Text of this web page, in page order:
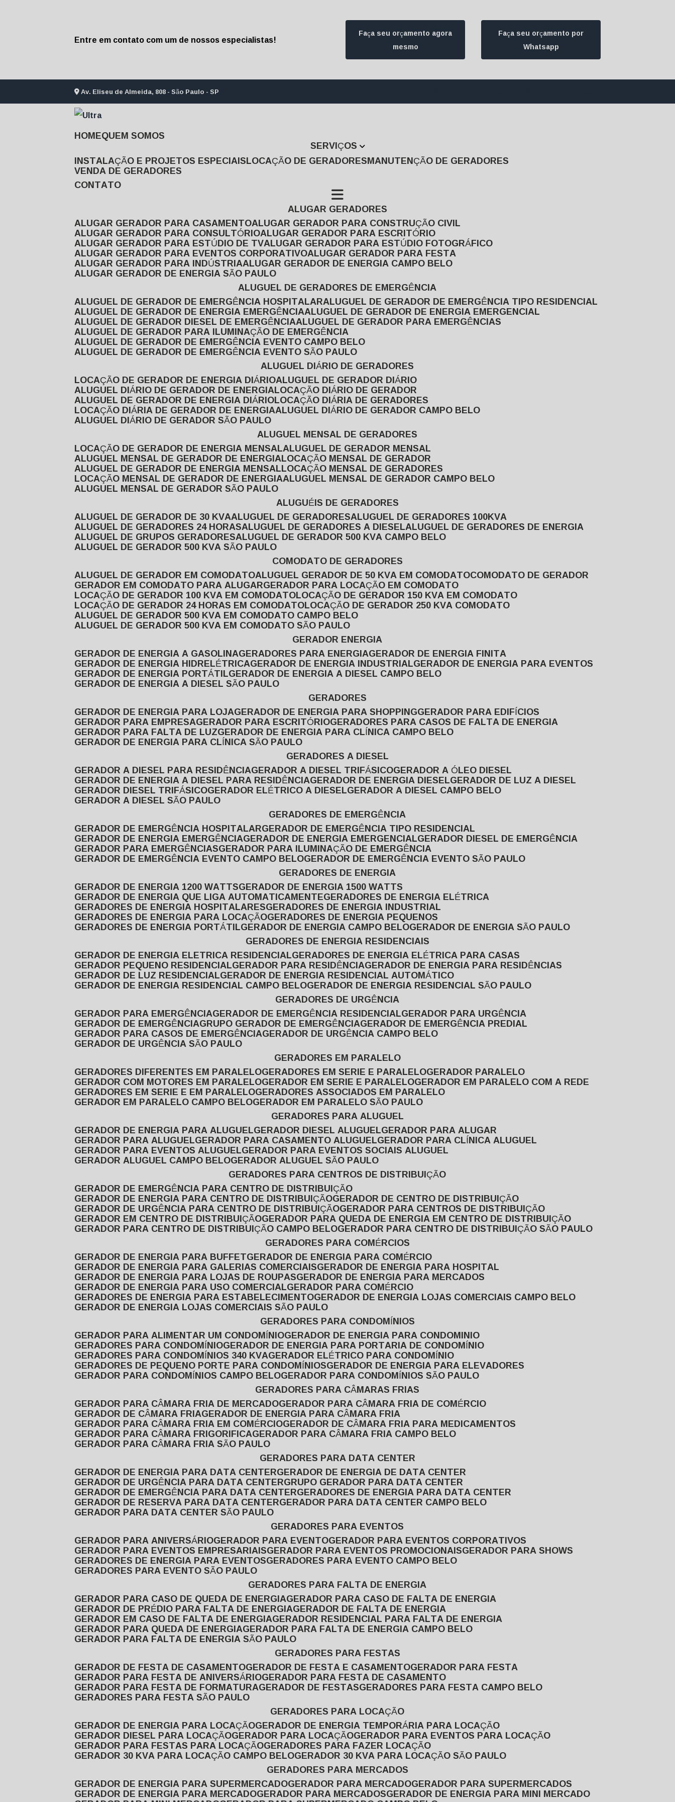
Entre em contato com um de nossos especialistas!
Faça seu orçamento agora
mesmo
Faça seu orçamento por
Whatsapp
Av. Eliseu de Almeida, 808 - São Paulo - SP
HOME QUEM SOMOS
SERVIÇOS
INSTALAÇÃO E PROJETOS ESPECIAIS LOCAÇÃO DE GERADORES MANUTENÇÃO DE GERADORES
VENDA DE GERADORES
CONTATO
ALUGAR GERADORES
ALUGAR GERADOR PARA CASAMENTO ALUGAR GERADOR PARA CONSTRUÇÃO CIVIL
ALUGAR GERADOR PARA CONSULTÓRIO ALUGAR GERADOR PARA ESCRITÓRIO
ALUGAR GERADOR PARA ESTÚDIO DE TV ALUGAR GERADOR PARA ESTÚDIO FOTOGRÁFICO
ALUGAR GERADOR PARA EVENTOS CORPORATIVO ALUGAR GERADOR PARA FESTA
ALUGAR GERADOR PARA INDÚSTRIA ALUGAR GERADOR DE ENERGIA CAMPO BELO
ALUGAR GERADOR DE ENERGIA SÃO PAULO
ALUGUEL DE GERADORES DE EMERGÊNCIA
ALUGUEL DE GERADOR DE EMERGÊNCIA HOSPITALAR ALUGUEL DE GERADOR DE EMERGÊNCIA TIPO RESIDENCIAL
ALUGUEL DE GERADOR DE ENERGIA EMERGÊNCIA ALUGUEL DE GERADOR DE ENERGIA EMERGENCIAL
ALUGUEL DE GERADOR DIESEL DE EMERGÊNCIA ALUGUEL DE GERADOR PARA EMERGÊNCIAS
ALUGUEL DE GERADOR PARA ILUMINAÇÃO DE EMERGÊNCIA
ALUGUEL DE GERADOR DE EMERGÊNCIA EVENTO CAMPO BELO
ALUGUEL DE GERADOR DE EMERGÊNCIA EVENTO SÃO PAULO
ALUGUEL DIÁRIO DE GERADORES
LOCAÇÃO DE GERADOR DE ENERGIA DIÁRIO ALUGUEL DE GERADOR DIÁRIO
ALUGUEL DIÁRIO DE GERADOR DE ENERGIA LOCAÇÃO DIÁRIO DE GERADOR
ALUGUEL DE GERADOR DE ENERGIA DIÁRIO LOCAÇÃO DIÁRIA DE GERADORES
LOCAÇÃO DIÁRIA DE GERADOR DE ENERGIA ALUGUEL DIÁRIO DE GERADOR CAMPO BELO
ALUGUEL DIÁRIO DE GERADOR SÃO PAULO
ALUGUEL MENSAL DE GERADORES
LOCAÇÃO DE GERADOR DE ENERGIA MENSAL ALUGUEL DE GERADOR MENSAL
ALUGUEL MENSAL DE GERADOR DE ENERGIA LOCAÇÃO MENSAL DE GERADOR
ALUGUEL DE GERADOR DE ENERGIA MENSAL LOCAÇÃO MENSAL DE GERADORES
LOCAÇÃO MENSAL DE GERADOR DE ENERGIA ALUGUEL MENSAL DE GERADOR CAMPO BELO
ALUGUEL MENSAL DE GERADOR SÃO PAULO
ALUGUÉIS DE GERADORES
ALUGUEL DE GERADOR DE 30 KVA ALUGUEL DE GERADORES ALUGUEL DE GERADORES 100KVA
ALUGUEL DE GERADORES 24 HORAS ALUGUEL DE GERADORES A DIESEL ALUGUEL DE GERADORES DE ENERGIA
ALUGUEL DE GRUPOS GERADORES ALUGUEL DE GERADOR 500 KVA CAMPO BELO
ALUGUEL DE GERADOR 500 KVA SÃO PAULO
COMODATO DE GERADORES
ALUGUEL DE GERADOR EM COMODATO ALUGUEL GERADOR DE 50 KVA EM COMODATO COMODATO DE GERADOR
GERADOR EM COMODATO PARA ALUGAR GERADOR PARA LOCAÇÃO EM COMODATO
LOCAÇÃO DE GERADOR 100 KVA EM COMODATO LOCAÇÃO DE GERADOR 150 KVA EM COMODATO
LOCAÇÃO DE GERADOR 24 HORAS EM COMODATO LOCAÇÃO DE GERADOR 250 KVA COMODATO
ALUGUEL DE GERADOR 500 KVA EM COMODATO CAMPO BELO
ALUGUEL DE GERADOR 500 KVA EM COMODATO SÃO PAULO
GERADOR ENERGIA
GERADOR DE ENERGIA A GASOLINA GERADORES PARA ENERGIA GERADOR DE ENERGIA FINITA
GERADOR DE ENERGIA HIDRELÉTRICA GERADOR DE ENERGIA INDUSTRIAL GERADOR DE ENERGIA PARA EVENTOS
GERADOR DE ENERGIA PORTÁTIL GERADOR DE ENERGIA A DIESEL CAMPO BELO
GERADOR DE ENERGIA A DIESEL SÃO PAULO
GERADORES
GERADOR DE ENERGIA PARA LOJA GERADOR DE ENERGIA PARA SHOPPING GERADOR PARA EDIFÍCIOS
GERADOR PARA EMPRESA GERADOR PARA ESCRITÓRIO GERADORES PARA CASOS DE FALTA DE ENERGIA
GERADOR PARA FALTA DE LUZ GERADOR DE ENERGIA PARA CLÍNICA CAMPO BELO
GERADOR DE ENERGIA PARA CLÍNICA SÃO PAULO
GERADORES A DIESEL
GERADOR A DIESEL PARA RESIDÊNCIA GERADOR A DIESEL TRIFÁSICO GERADOR A ÓLEO DIESEL
GERADOR DE ENERGIA A DIESEL PARA RESIDÊNCIA GERADOR DE ENERGIA DIESEL GERADOR DE LUZ A DIESEL
GERADOR DIESEL TRIFÁSICO GERADOR ELÉTRICO A DIESEL GERADOR A DIESEL CAMPO BELO
GERADOR A DIESEL SÃO PAULO
GERADORES DE EMERGÊNCIA
GERADOR DE EMERGÊNCIA HOSPITALAR GERADOR DE EMERGÊNCIA TIPO RESIDENCIAL
GERADOR DE ENERGIA EMERGÊNCIA GERADOR DE ENERGIA EMERGENCIAL GERADOR DIESEL DE EMERGÊNCIA
GERADOR PARA EMERGÊNCIAS GERADOR PARA ILUMINAÇÃO DE EMERGÊNCIA
GERADOR DE EMERGÊNCIA EVENTO CAMPO BELO GERADOR DE EMERGÊNCIA EVENTO SÃO PAULO
GERADORES DE ENERGIA
GERADOR DE ENERGIA 1200 WATTS GERADOR DE ENERGIA 1500 WATTS
GERADOR DE ENERGIA QUE LIGA AUTOMATICAMENTE GERADORES DE ENERGIA ELÉTRICA
GERADORES DE ENERGIA HOSPITALARES GERADORES DE ENERGIA INDUSTRIAL
GERADORES DE ENERGIA PARA LOCAÇÃO GERADORES DE ENERGIA PEQUENOS
GERADORES DE ENERGIA PORTÁTIL GERADOR DE ENERGIA CAMPO BELO GERADOR DE ENERGIA SÃO PAULO
GERADORES DE ENERGIA RESIDENCIAIS
GERADOR DE ENERGIA ELETRICA RESIDENCIAL GERADORES DE ENERGIA ELÉTRICA PARA CASAS
GERADOR PEQUENO RESIDENCIAL GERADOR PARA RESIDÊNCIA GERADOR DE ENERGIA PARA RESIDÊNCIAS
GERADOR DE LUZ RESIDENCIAL GERADOR DE ENERGIA RESIDENCIAL AUTOMÁTICO
GERADOR DE ENERGIA RESIDENCIAL CAMPO BELO GERADOR DE ENERGIA RESIDENCIAL SÃO PAULO
GERADORES DE URGÊNCIA
GERADOR PARA EMERGÊNCIA GERADOR DE EMERGÊNCIA RESIDENCIAL GERADOR PARA URGÊNCIA
GERADOR DE EMERGÊNCIA GRUPO GERADOR DE EMERGÊNCIA GERADOR DE EMERGÊNCIA PREDIAL
GERADOR PARA CASOS DE EMERGÊNCIA GERADOR DE URGÊNCIA CAMPO BELO
GERADOR DE URGÊNCIA SÃO PAULO
GERADORES EM PARALELO
GERADORES DIFERENTES EM PARALELO GERADORES EM SERIE E PARALELO GERADOR PARALELO
GERADOR COM MOTORES EM PARALELO GERADOR EM SERIE E PARALELO GERADOR EM PARALELO COM A REDE
GERADORES EM SERIE E EM PARALELO GERADORES ASSOCIADOS EM PARALELO
GERADOR EM PARALELO CAMPO BELO GERADOR EM PARALELO SÃO PAULO
GERADORES PARA ALUGUEL
GERADOR DE ENERGIA PARA ALUGUEL GERADOR DIESEL ALUGUEL GERADOR PARA ALUGAR
GERADOR PARA ALUGUEL GERADOR PARA CASAMENTO ALUGUEL GERADOR PARA CLÍNICA ALUGUEL
GERADOR PARA EVENTOS ALUGUEL GERADOR PARA EVENTOS SOCIAIS ALUGUEL
GERADOR ALUGUEL CAMPO BELO GERADOR ALUGUEL SÃO PAULO
GERADORES PARA CENTROS DE DISTRIBUIÇÃO
GERADOR DE EMERGÊNCIA PARA CENTRO DE DISTRIBUIÇÃO
GERADOR DE ENERGIA PARA CENTRO DE DISTRIBUIÇÃO GERADOR DE CENTRO DE DISTRIBUIÇÃO
GERADOR DE URGÊNCIA PARA CENTRO DE DISTRIBUIÇÃO GERADOR PARA CENTROS DE DISTRIBUIÇÃO
GERADOR EM CENTRO DE DISTRIBUIÇÃO GERADOR PARA QUEDA DE ENERGIA EM CENTRO DE DISTRIBUIÇÃO
GERADOR PARA CENTRO DE DISTRIBUIÇÃO CAMPO BELO GERADOR PARA CENTRO DE DISTRIBUIÇÃO SÃO PAULO
GERADORES PARA COMÉRCIOS
GERADOR DE ENERGIA PARA BUFFET GERADOR DE ENERGIA PARA COMÉRCIO
GERADOR DE ENERGIA PARA GALERIAS COMERCIAIS GERADOR DE ENERGIA PARA HOSPITAL
GERADOR DE ENERGIA PARA LOJAS DE ROUPAS GERADOR DE ENERGIA PARA MERCADOS
GERADOR DE ENERGIA PARA USO COMERCIAL GERADOR PARA COMÉRCIO
GERADORES DE ENERGIA PARA ESTABELECIMENTO GERADOR DE ENERGIA LOJAS COMERCIAIS CAMPO BELO
GERADOR DE ENERGIA LOJAS COMERCIAIS SÃO PAULO
GERADORES PARA CONDOMÍNIOS
GERADOR PARA ALIMENTAR UM CONDOMÍNIO GERADOR DE ENERGIA PARA CONDOMINIO
GERADORES PARA CONDOMÍNIO GERADOR DE ENERGIA PARA PORTARIA DE CONDOMÍNIO
GERADORES PARA CONDOMÍNIOS 340 KVA GERADOR ELÉTRICO PARA CONDOMÍNIO
GERADORES DE PEQUENO PORTE PARA CONDOMÍNIOS GERADOR DE ENERGIA PARA ELEVADORES
GERADOR PARA CONDOMÍNIOS CAMPO BELO GERADOR PARA CONDOMÍNIOS SÃO PAULO
GERADORES PARA CÂMARAS FRIAS
GERADOR PARA CÂMARA FRIA DE MERCADO GERADOR PARA CÂMARA FRIA DE COMÉRCIO
GERADOR DE CÂMARA FRIA GERADOR DE ENERGIA PARA CÂMARA FRIA
GERADOR PARA CÂMARA FRIA EM COMÉRCIO GERADOR DE CÂMARA FRIA PARA MEDICAMENTOS
GERADOR PARA CÂMARA FRIGORIFICA GERADOR PARA CÂMARA FRIA CAMPO BELO
GERADOR PARA CÂMARA FRIA SÃO PAULO
GERADORES PARA DATA CENTER
GERADOR DE ENERGIA PARA DATA CENTER GERADOR DE ENERGIA DE DATA CENTER
GERADOR DE URGÊNCIA PARA DATA CENTER GRUPO GERADOR PARA DATA CENTER
GERADOR DE EMERGÊNCIA PARA DATA CENTER GERADORES DE ENERGIA PARA DATA CENTER
GERADOR DE RESERVA PARA DATA CENTER GERADOR PARA DATA CENTER CAMPO BELO
GERADOR PARA DATA CENTER SÃO PAULO
GERADORES PARA EVENTOS
GERADOR PARA ANIVERSÁRIO GERADOR PARA EVENTO GERADOR PARA EVENTOS CORPORATIVOS
GERADOR PARA EVENTOS EMPRESARIAIS GERADOR PARA EVENTOS PROMOCIONAIS GERADOR PARA SHOWS
GERADORES DE ENERGIA PARA EVENTOS GERADORES PARA EVENTO CAMPO BELO
GERADORES PARA EVENTO SÃO PAULO
GERADORES PARA FALTA DE ENERGIA
GERADOR PARA CASO DE QUEDA DE ENERGIA GERADOR PARA CASO DE FALTA DE ENERGIA
GERADOR DE PRÉDIO PARA FALTA DE ENERGIA GERADOR DE FALTA DE ENERGIA
GERADOR EM CASO DE FALTA DE ENERGIA GERADOR RESIDENCIAL PARA FALTA DE ENERGIA
GERADOR PARA QUEDA DE ENERGIA GERADOR PARA FALTA DE ENERGIA CAMPO BELO
GERADOR PARA FALTA DE ENERGIA SÃO PAULO
GERADORES PARA FESTAS
GERADOR DE FESTA DE CASAMENTO GERADOR DE FESTA E CASAMENTO GERADOR PARA FESTA
GERADOR PARA FESTA DE ANIVERSÁRIO GERADOR PARA FESTA DE CASAMENTO
GERADOR PARA FESTA DE FORMATURA GERADOR DE FESTAS GERADORES PARA FESTA CAMPO BELO
GERADORES PARA FESTA SÃO PAULO
GERADORES PARA LOCAÇÃO
GERADOR DE ENERGIA PARA LOCAÇÃO GERADOR DE ENERGIA TEMPORÁRIA PARA LOCAÇÃO
GERADOR DIESEL PARA LOCAÇÃO GERADOR PARA LOCAÇÃO GERADOR PARA EVENTOS PARA LOCAÇÃO
GERADOR PARA FESTAS PARA LOCAÇÃO GERADORES PARA FAZER LOCAÇÃO
GERADOR 30 KVA PARA LOCAÇÃO CAMPO BELO GERADOR 30 KVA PARA LOCAÇÃO SÃO PAULO
GERADORES PARA MERCADOS
GERADOR DE ENERGIA PARA SUPERMERCADO GERADOR PARA MERCADO GERADOR PARA SUPERMERCADOS
GERADOR DE ENERGIA PARA MERCADO GERADOR PARA MERCADOS GERADOR DE ENERGIA PARA MINI MERCADO